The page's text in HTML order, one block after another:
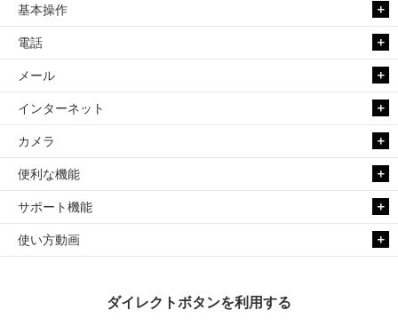
基本操作
電話
メール
インターネット
カメラ
便利な機能
サポート機能
使い方動画
ダイレクトボタンを利用する